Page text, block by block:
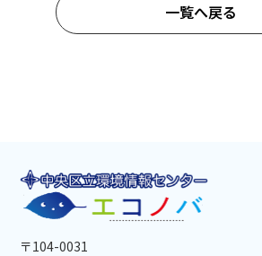
一覧へ戻る
〒104-0031